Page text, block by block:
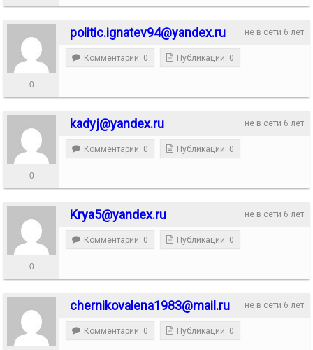
не в сети 6 лет
politic.ignatev94@yandex.ru
0
Комментарии: 0 Публикации: 0
не в сети 6 лет
kadyj@yandex.ru
0
Комментарии: 0 Публикации: 0
не в сети 6 лет
Krya5@yandex.ru
0
Комментарии: 0 Публикации: 0
не в сети 6 лет
chernikovalena1983@mail.ru
Комментарии: 0 Публикации: 0